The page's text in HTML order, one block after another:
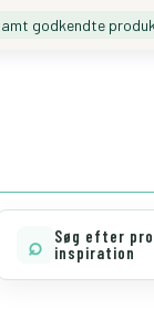
godkendte
⌕
Søg efter
inspiration